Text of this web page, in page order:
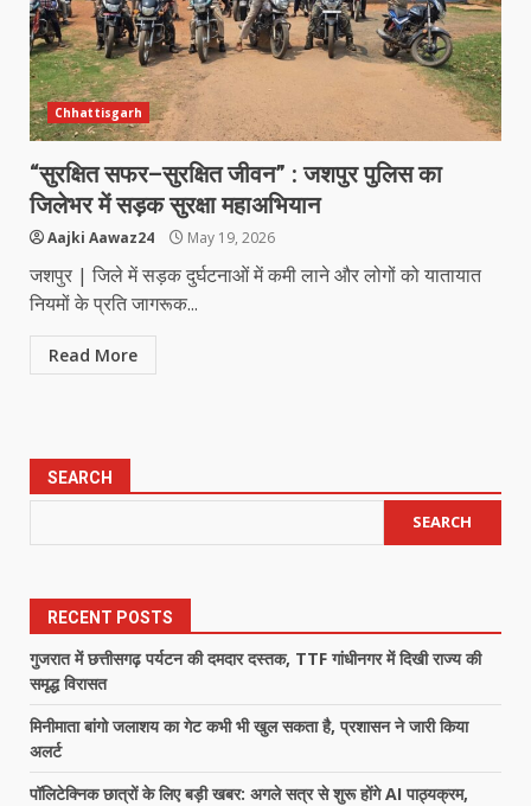
Chhattisgarh
“सुरक्षित सफर–सुरक्षित जीवन” : जशपुर पुलिस का
जिलेभर में सड़क सुरक्षा महाअभियान
Aajki Aawaz24 May 19, 2026
जशपुर | जिले में सड़क दुर्घटनाओं में कमी लाने और लोगों को यातायात
नियमों के प्रति जागरूक...
Read More
SEARCH
SEARCH
RECENT POSTS
गुजरात में छत्तीसगढ़ पर्यटन की दमदार दस्तक, TTF गांधीनगर में दिखी राज्य की
समृद्ध विरासत
मिनीमाता बांगो जलाशय का गेट कभी भी खुल सकता है, प्रशासन ने जारी किया
अलर्ट
पॉलिटेक्निक छात्रों के लिए बड़ी खबर: अगले सत्र से शुरू होंगे AI पाठ्यक्रम,